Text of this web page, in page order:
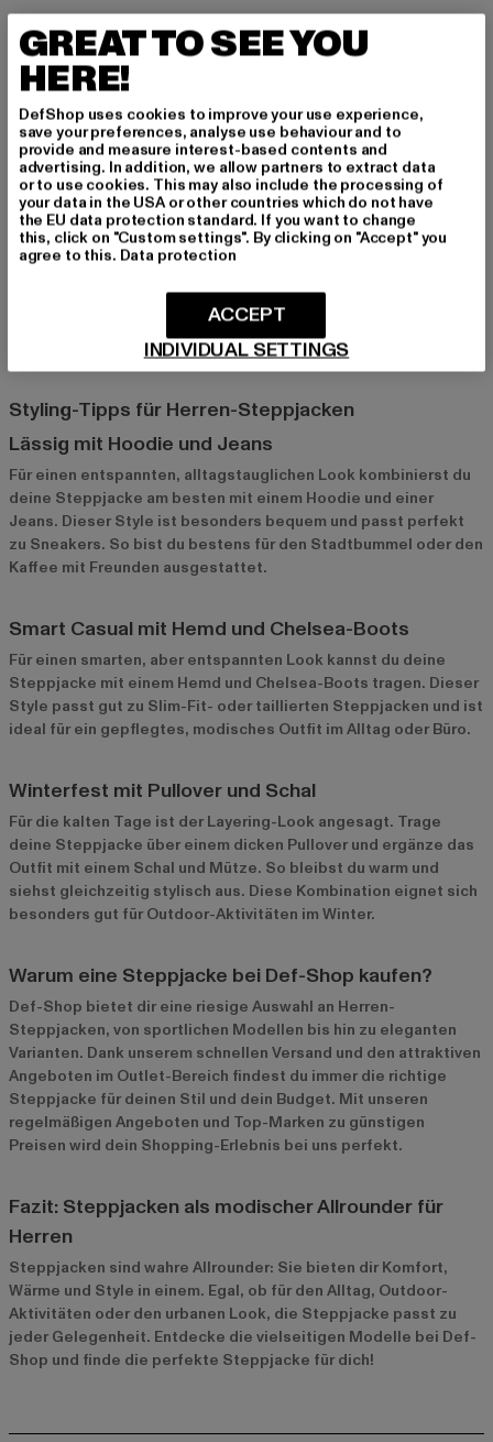
Carhartt und Urban Classics: Urban Style
Für alle, die den urbanen Look lieben, sind Carhartt und
Classicsdie richtige Wahl. Diese Marken stehen für lässigen
Streetstyle und bieten dir Jacken, die perfekt zum modernen
City-Look passen. Sie lassen sich vielseitig kombinieren und
verleihen deinem Outfit eine extra Portion Coolness.
Def und Only & Sons: Hochwertig und preiswert
Def undOnly & Sons bieten preiswerte Steppjacken mit
für alle, die auf einen modischen Look achten, ohne das Budget
zu sprengen. Perfekt für den täglichen Gebrauch und vielseitig
Styling-Tipps für Herren-Steppjacken
Lässig mit Hoodie und Jeans
Für einen entspannten, alltagstauglichen Look kombinierst du
deine Steppjacke am besten mit einem Hoodie und einer
Jeans. Dieser Style ist besonders bequem und passt perfekt
zu Sneakers. So bist du bestens für den Stadtbummel oder den
Kaffee mit Freunden ausgestattet.
Smart Casual mit Hemd und Chelsea-Boots
Für einen smarten, aber entspannten Look kannst du deine
Steppjacke mit einem Hemd und Chelsea-Boots tragen. Dieser
Style passt gut zu Slim-Fit- oder taillierten Steppjacken und ist
ideal für ein gepflegtes, modisches Outfit im Alltag oder Büro.
Winterfest mit Pullover und Schal
Für die kalten Tage ist der Layering-Look angesagt. Trage
deine Steppjacke über einem dicken Pullover und ergänze das
Outfit mit einem Schal und Mütze. So bleibst du warm und
siehst gleichzeitig stylisch aus. Diese Kombination eignet sich
besonders gut für Outdoor-Aktivitäten im Winter.
Warum eine Steppjacke bei Def-Shop kaufen?
Def-Shop bietet dir eine riesige Auswahl an Herren-
Steppjacken, von sportlichen Modellen bis hin zu eleganten
Varianten. Dank unserem schnellen Versand und den attraktiven
Angeboten im Outlet-Bereich findest du immer die richtige
Steppjacke für deinen Stil und dein Budget. Mit unseren
regelmäßigen Angeboten und Top-Marken zu günstigen
Preisen wird dein Shopping-Erlebnis bei uns perfekt.
Fazit: Steppjacken als modischer Allrounder für
Herren
Steppjacken sind wahre Allrounder: Sie bieten dir Komfort,
Wärme und Style in einem. Egal, ob für den Alltag, Outdoor-
Aktivitäten oder den urbanen Look, die Steppjacke passt zu
jeder Gelegenheit. Entdecke die vielseitigen Modelle bei Def-
Shop und finde die perfekte Steppjacke für dich!
GREAT TO SEE YOU
HERE!
DefShop uses cookies to improve your use experience,
save your preferences, analyse use behaviour and to
provide and measure interest-based contents and
advertising. In addition, we allow partners to extract data
or to use cookies. This may also include the processing of
your data in the USA or other countries which do not have
the EU data protection standard. If you want to change
this, click on "Custom settings". By clicking on "Accept" you
agree to this. Data protection
INDIVIDUAL SETTINGS
ACCEPT